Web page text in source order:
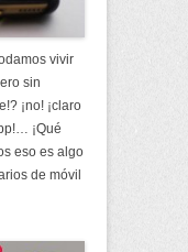
vivir
sin
¡no! ¡claro
¡Qué
eso es algo
de móvil